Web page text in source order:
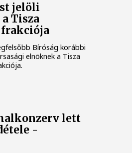
jelöli
Tisza
Bíróság korábbi
elnöknek a Tisza
lett
-